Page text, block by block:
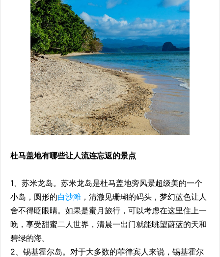
杜马盖地有哪些让人流连忘返的景点
1、苏米龙岛。苏米龙岛是杜马盖地旁风景超级美的一个
小岛，圆形的白沙滩 ，清澈见珊瑚的码头，梦幻蓝色让人
舍不得眨眼睛。如果是蜜月旅行，可以考虑在这里住上一
晚，享受甜蜜二人世界，清晨一出门就能眺望蔚蓝的天和
碧绿的海。
2、锡基霍尔岛。对于大多数的菲律宾人来说，锡基霍尔